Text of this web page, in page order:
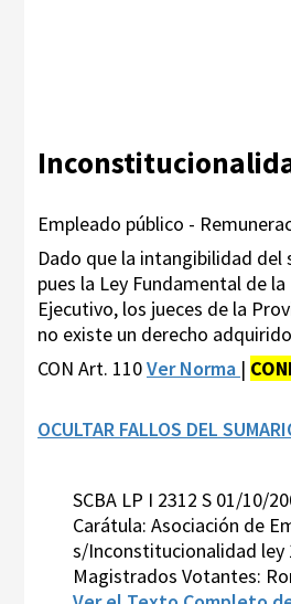
Empleado público -
Dado que la intangibilidad
pues la Ley Fundamental de
Ejecutivo, los jueces de la
no existe un derecho
CON Art. 110Ver Norma |
OCULTAR FALLOS DEL
SCBA LP I 2312 S 01/10/
Carátula: Asociación de
s/Inconstitucionalidad ley
Magistrados Votantes: